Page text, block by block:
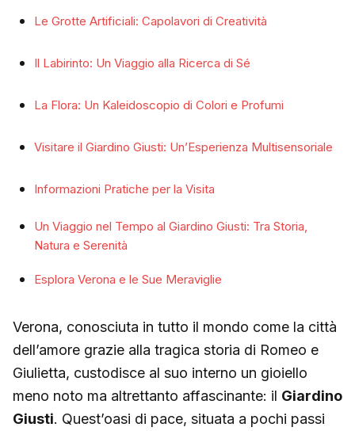
Le Grotte Artificiali: Capolavori di Creatività
Il Labirinto: Un Viaggio alla Ricerca di Sé
La Flora: Un Kaleidoscopio di Colori e Profumi
Visitare il Giardino Giusti: Un’Esperienza Multisensoriale
Informazioni Pratiche per la Visita
Un Viaggio nel Tempo al Giardino Giusti: Tra Storia,
Natura e Serenità
Esplora Verona e le Sue Meraviglie
Verona, conosciuta in tutto il mondo come la città
dell’amore grazie alla tragica storia di Romeo e
Giulietta, custodisce al suo interno un gioiello
meno noto ma altrettanto affascinante: il Giardino
Giusti. Quest’oasi di pace, situata a pochi passi